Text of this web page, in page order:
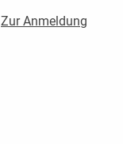
Zur Anmeldung